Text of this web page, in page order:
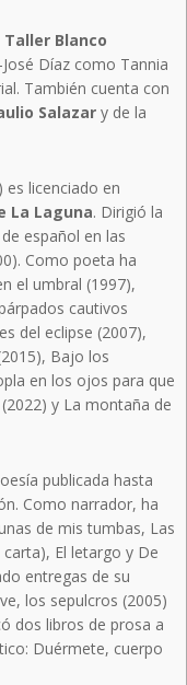
Taller Blanco
Díaz como Tannia
También cuenta con
Salazar y de la
es licenciado en
La Laguna. Dirigió la
español en las
Como poeta ha
el umbral (1997),
cautivos
del eclipse (2007),
Bajo los
en los ojos para que
y La montaña de
publicada hasta
Como narrador, ha
de mis tumbas, Las
El letargo y De
entregas de su
los sepulcros (2005)
dos libros de prosa a
Duérmete, cuerpo